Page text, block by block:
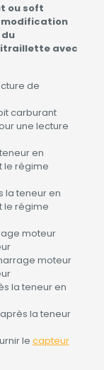
ou soft
modification
avec
de
carburant
une lecture
en
le régime
la teneur en
le régime
moteur
moteur
la teneur en
la teneur
le capteur